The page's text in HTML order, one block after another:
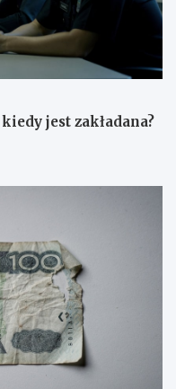
jest zakładana?